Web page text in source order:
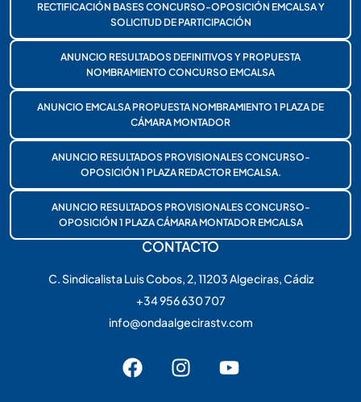
RECTIFICACIÓN BASES CONCURSO-OPOSICIÓN EMCALSA Y
SOLICITUD DE PARTICIPACIÓN
ANUNCIO RESULTADOS DEFINITIVOS Y PROPUESTA
NOMBRAMIENTO CONCURSO EMCALSA
ANUNCIO EMCALSA PROPUESTA NOMBRAMIENTO 1 PLAZA DE
CÁMARA MONTADOR
ANUNCIO RESULTADOS PROVISIONALES CONCURSO-
OPOSICIÓN 1 PLAZA REDACTOR EMCALSA.
ANUNCIO RESULTADOS PROVISIONALES CONCURSO-
OPOSICIÓN 1 PLAZA CÁMARA MONTADOR EMCALSA
CONTACTO
C. Sindicalista Luis Cobos, 2, 11203 Algeciras, Cádiz
+34 956 630 707
info@ondaalgecirastv.com